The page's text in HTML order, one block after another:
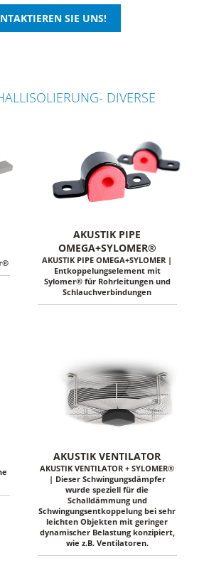
DIVERSE
AKUSTIK PIPE
OMEGA+SYLOMER®
AKUSTIK PIPE OMEGA+SYLOMER |
Entkoppelungselement mit
Sylomer® für Rohrleitungen und
Schlauchverbindungen
AKUSTIK VENTILATOR
AKUSTIK VENTILATOR + SYLOMER®
| Dieser Schwingungsdämpfer
wurde speziell für die
Schalldämmung und
Schwingungsentkoppelung bei sehr
leichten Objekten mit geringer
dynamischer Belastung konzipiert,
wie z.B. Ventilatoren.